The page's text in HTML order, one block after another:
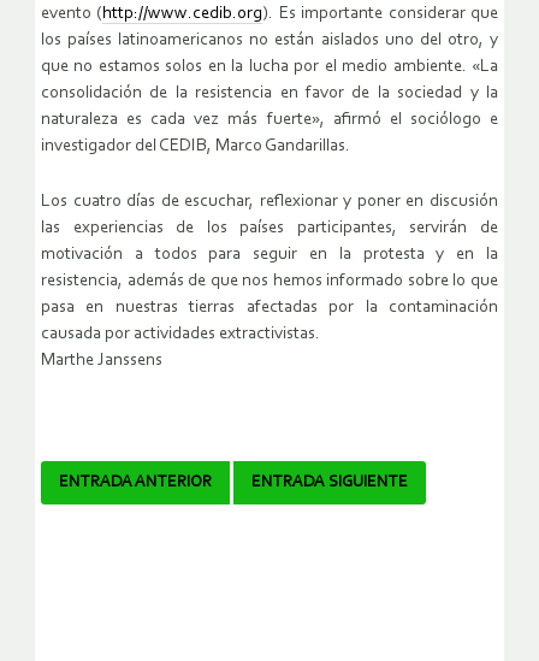
evento (http://www.cedib.org). Es importante considerar que
los países latinoamericanos no están aislados uno del otro, y
que no estamos solos en la lucha por el medio ambiente. «La
consolidación de la resistencia en favor de la sociedad y la
naturaleza es cada vez más fuerte», afirmó el sociólogo e
investigador del CEDIB, Marco Gandarillas.
Los cuatro días de escuchar, reflexionar y poner en discusión
las experiencias de los países participantes, servirán de
motivación a todos para seguir en la protesta y en la
resistencia, además de que nos hemos informado sobre lo que
pasa en nuestras tierras afectadas por la contaminación
causada por actividades extractivistas.
Marthe Janssens
Navegador
ENTRADA ANTERIOR ENTRADA SIGUIENTE